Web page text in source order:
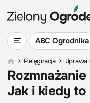
ABC Ogrodnika
> Pielęgnacja > Uprawa
Jak i kiedy to